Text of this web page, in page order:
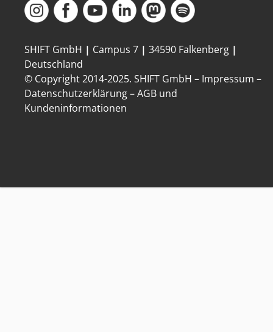
SHIFT GmbH | Campus 7 | 34590 Falkenberg |
Deutschland
© Copyright 2014-2025. SHIFT GmbH – Impressum –
Datenschutzerklärung–AGB und
Kundeninformationen